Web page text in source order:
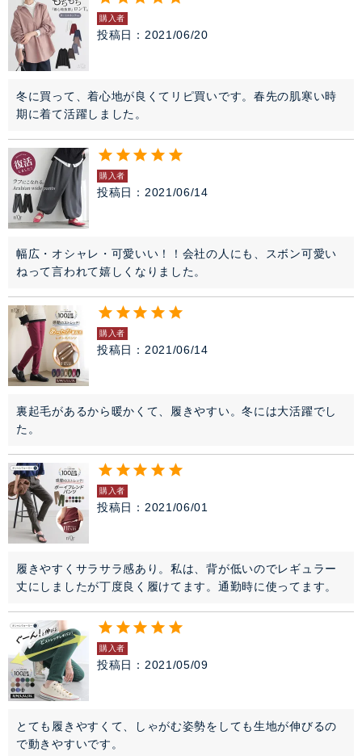
購入者
投稿日 2021/06/20
冬に買って、着心地が良くてリピ買いです。春先の肌寒い時
期に着て活躍しました。
購入者
投稿日 2021/06/14
幅広・オシャレ・可愛いい！！会社の人にも、スボン可愛い
ねって言われて嬉しくなりました。
購入者
投稿日 2021/06/14
裏起毛があるから暖かくて、履きやすい。冬には大活躍でし
た。
購入者
投稿日 2021/06/01
履きやすくサラサラ感あり。私は、背が低いのでレギュラー
丈にしましたが丁度良く履けてます。通勤時に使ってます。
購入者
投稿日 2021/05/09
とても履きやすくて、しゃがむ姿勢をしても生地が伸びるの
で動きやすいです。